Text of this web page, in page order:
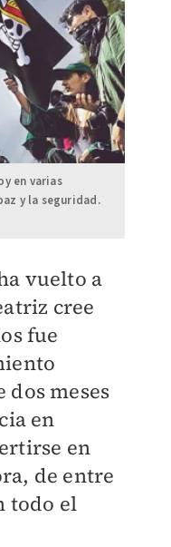
en varias
y la seguridad.
vuelto a
cree
fue
dos meses
en
en
de entre
todo el